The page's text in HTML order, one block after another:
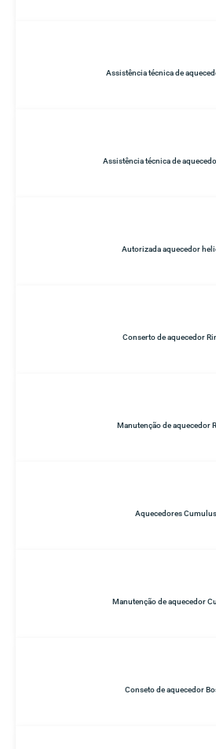
Assistência técnica de
Assistência técnica de
Autorizada aquecedor
Conserto de aquecedor
Manutenção de aquecedor
Aquecedores Cumulus
Manutenção de aquecedor
Conseto de aquecedor